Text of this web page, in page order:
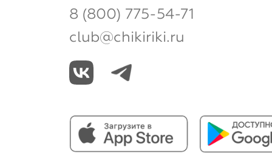
8 (800) 775-54-71
club@chikiriki.ru